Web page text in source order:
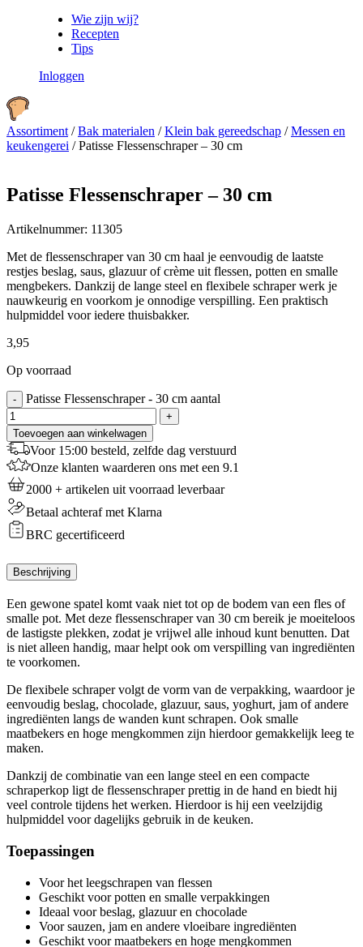
Wie zijn wij?
Recepten
Tips
Inloggen
Assortiment /Bak materialen /Klein bak gereedschap /Messen en
keukengerei /Patisse Flessenschraper – 30 cm
Patisse Flessenschraper – 30 cm
Artikelnummer: 11305
Met de flessenschraper van 30 cm haal je eenvoudig de laatste
restjes beslag, saus, glazuur of crème uit flessen, potten en smalle
mengbekers. Dankzij de lange steel en flexibele schraper werk je
nauwkeurig en voorkom je onnodige verspilling. Een praktisch
hulpmiddel voor iedere thuisbakker.
3,95
Op voorraad
- Patisse Flessenschraper - 30 cm aantal
+
Toevoegen aan winkelwagen
Voor 15:00 besteld, zelfde dag verstuurd
Onze klanten waarderen ons met een 9.1
2000 + artikelen uit voorraad leverbaar
Betaal achteraf met Klarna
BRC gecertificeerd
Beschrijving
Een gewone spatel komt vaak niet tot op de bodem van een fles of
smalle pot. Met deze flessenschraper van 30 cm bereik je moeiteloos
de lastigste plekken, zodat je vrijwel alle inhoud kunt benutten. Dat
is niet alleen handig, maar helpt ook om verspilling van ingrediënten
te voorkomen.
De flexibele schraper volgt de vorm van de verpakking, waardoor je
eenvoudig beslag, chocolade, glazuur, saus, yoghurt, jam of andere
ingrediënten langs de wanden kunt schrapen. Ook smalle
maatbekers en hoge mengkommen zijn hierdoor gemakkelijk leeg te
maken.
Dankzij de combinatie van een lange steel en een compacte
schraperkop ligt de flessenschraper prettig in de hand en biedt hij
veel controle tijdens het werken. Hierdoor is hij een veelzijdig
hulpmiddel voor dagelijks gebruik in de keuken.
Toepassingen
Voor het leegschrapen van flessen
Geschikt voor potten en smalle verpakkingen
Ideaal voor beslag, glazuur en chocolade
Voor sauzen, jam en andere vloeibare ingrediënten
Geschikt voor maatbekers en hoge mengkommen